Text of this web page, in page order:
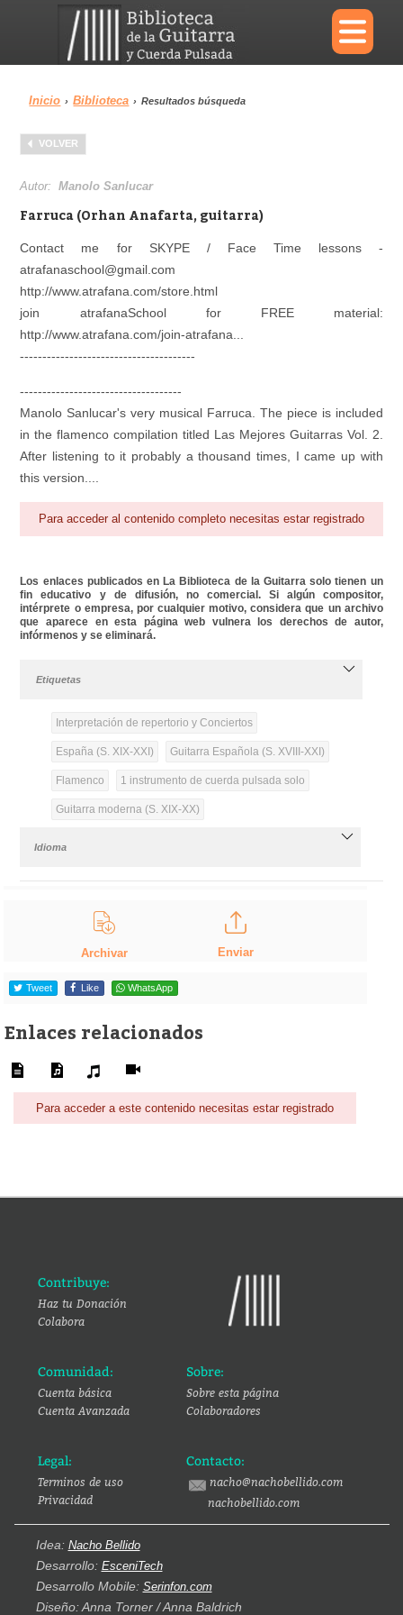
×
Menu
Biblioteca
Área personal
Inicio › Biblioteca › Resultados búsqueda
VOLVER
Autor:Manolo Sanlucar
Farruca (Orhan Anafarta, guitarra)
Contact me for SKYPE / Face Time lessons -
atrafanaschool@gmail.com
http://www.atrafana.com/store.html
join atrafanaSchool for FREE material:
http://www.atrafana.com/join-atrafana...
------------------------------­---------
­---------------------­---------------
Manolo Sanlucar's very musical Farruca. The piece is included
in the flamenco compilation titled Las Mejores Guitarras Vol. 2.
After listening to it probably a thousand times, I came up with
this version....
Para acceder al contenido completo necesitas estar registrado
Los enlaces publicados en La Biblioteca de la Guitarra solo tienen un
fin educativo y de difusión, no comercial. Si algún compositor,
intérprete o empresa, por cualquier motivo, considera que un archivo
que aparece en esta página web vulnera los derechos de autor,
infórmenos y se eliminará.
Etiquetas
Interpretación de repertorio y Conciertos
España (S. XIX-XXI) Guitarra Española (S. XVIII-XXI)
Flamenco 1 instrumento de cuerda pulsada solo
Guitarra moderna (S. XIX-XX)
Idioma
Archivar Enviar
Tweet Like WhatsApp
Enlaces relacionados
Para acceder a este contenido necesitas estar registrado
Contribuye:
Haz tu Donación
Colabora
Comunidad:
Cuenta básica
Cuenta Avanzada
Sobre:
Sobre esta página
Colaboradores
Legal:
Terminos de uso
Privacidad
Contacto:
nacho@nachobellido.com
nachobellido.com
Idea: Nacho Bellido
Desarrollo: EsceniTech
Desarrollo Mobile: Serinfon.com
Diseño: Anna Torner / Anna Baldrich